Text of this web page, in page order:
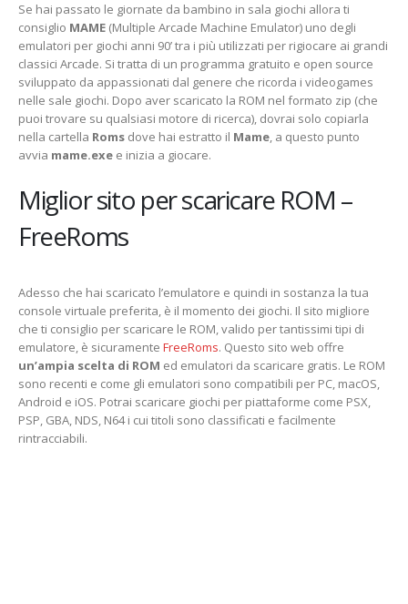
Se hai passato le giornate da bambino in sala giochi allora ti
consiglio MAME (Multiple Arcade Machine Emulator) uno degli
emulatori per giochi anni 90’ tra i più utilizzati per rigiocare ai grandi
classici Arcade. Si tratta di un programma gratuito e open source
sviluppato da appassionati dal genere che ricorda i videogames
nelle sale giochi. Dopo aver scaricato la ROM nel formato zip (che
puoi trovare su qualsiasi motore di ricerca), dovrai solo copiarla
nella cartella Roms dove hai estratto il Mame, a questo punto
avvia mame.exe e inizia a giocare.
Miglior sito per scaricare ROM –
FreeRoms
Adesso che hai scaricato l’emulatore e quindi in sostanza la tua
console virtuale preferita, è il momento dei giochi. Il sito migliore
che ti consiglio per scaricare le ROM, valido per tantissimi tipi di
emulatore, è sicuramente FreeRoms. Questo sito web offre
un’ampia scelta di ROM ed emulatori da scaricare gratis. Le ROM
sono recenti e come gli emulatori sono compatibili per PC, macOS,
Android e iOS. Potrai scaricare giochi per piattaforme come PSX,
PSP, GBA, NDS, N64 i cui titoli sono classificati e facilmente
rintracciabili.